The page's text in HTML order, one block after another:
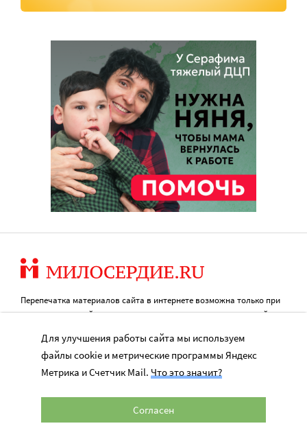
Перепечатка материалов сайта в интернете возможна только при
наличии активной гиперссылки на оригинал материала на сайте
© 2024 – 2026. Милосердие.ru
Свидетельство о регистрации СМИ Эл № ФС77-57850 выдано
федеральной службой по надзору в сфере связи, информационных
технологий и массовых коммуникаций (Роскомнадзор) 25.04.2014 г.
Для улучшения работы сайта мы используем
файлы cookie и метрические программы Яндекс
Метрика и Счетчик Mail. Что это значит?
Согласен